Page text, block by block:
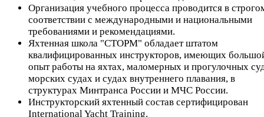
Организация учебного процесса проводится в
соответствии с международными и национальными
требованиями и рекомендациями.
Яхтенная школа "СТОРМ" обладает штатом
квалифицированных инструкторов, имеющих
опыт работы на яхтах, маломерных и прогулочных
морских судах и судах внутреннего плавания, в
структурах Минтранса России и МЧС России.
Инструкторский яхтенный состав сертифицирован
International Yacht Training.